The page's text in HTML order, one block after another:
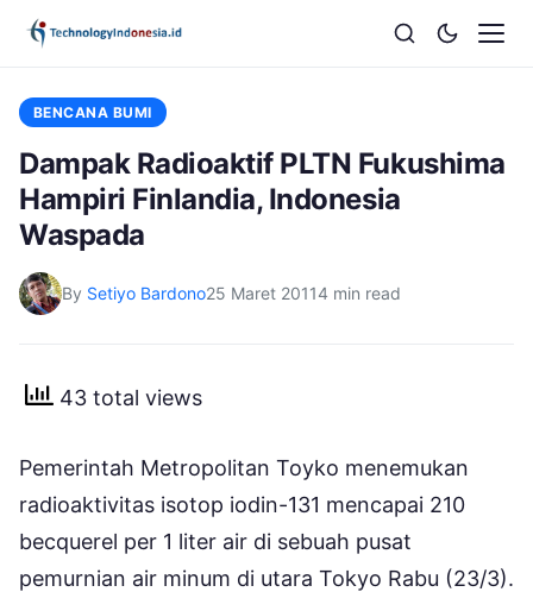
BENCANA BUMI
Dampak Radioaktif PLTN Fukushima
Hampiri Finlandia, Indonesia
Waspada
By Setiyo Bardono25 Maret 20114 min read
43 total views
Pemerintah Metropolitan Toyko menemukan
radioaktivitas isotop iodin-131 mencapai 210
becquerel per 1 liter air di sebuah pusat
pemurnian air minum di utara Tokyo Rabu (23/3).